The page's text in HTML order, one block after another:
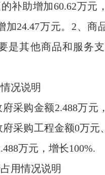
补助增加60.62万元
加24.47万元。2、商
是其他商品和服务
况说明
购金额2.488万元
府采购工程金额0万元
万元，增长100%.
用情况说明